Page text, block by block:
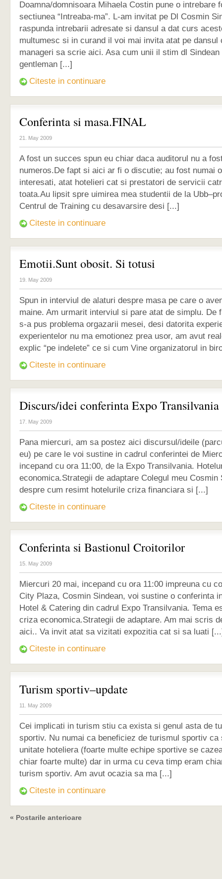
Doamna/domnisoara Mihaela Costin pune o intrebare
sectiunea “Intreaba-ma”. L-am invitat pe Dl Cosmin
raspunda intrebarii adresate si dansul a dat curs
multumesc si in curand il voi mai invita atat pe dansul
manageri sa scrie aici. Asa cum unii il stim dl Sindean
gentleman [...]
Citeste in continuare
Conferinta si masa.FINAL
21. May 2009
A fost un succes spun eu chiar daca auditorul nu a
numeros.De fapt si aici ar fi o discutie; au fost numai
interesati, atat hotelieri cat si prestatori de servicii
toata.Au lipsit spre uimirea mea studentii de la
Centrul de Training cu desavarsire desi [...]
Citeste in continuare
Emotii.Sunt obosit. Si totusi
19. May 2009
Spun in interviul de alaturi despre masa pe care o
maine. Am urmarit interviul si pare atat de simplu. De
s-a pus problema orgazarii mesei, desi datorita
experientelor nu ma emotionez prea usor, am avut
explic “pe indelete” ce si cum Vine organizatorul in
Citeste in continuare
Discurs/idei conferinta Expo Transilvania
17. May 2009
Pana miercuri, am sa postez aici discursul/ideile
eu) pe care le voi sustine in cadrul conferintei de
incepand cu ora 11:00, de la Expo Transilvania.
economica.Strategii de adaptare Colegul meu Cosmin
despre cum resimt hotelurile criza financiara si [...]
Citeste in continuare
Conferinta si Bastionul Croitorilor
15. May 2009
Miercuri 20 mai, incepand cu ora 11:00 impreuna cu
City Plaza, Cosmin Sindean, voi sustine o conferinta
Hotel & Catering din cadrul Expo Transilvania. Tema
criza economica.Strategii de adaptare. Am mai scris
aici.. Va invit atat sa vizitati expozitia cat si sa luati
Citeste in continuare
Turism sportiv–update
11. May 2009
Cei implicati in turism stiu ca exista si genul asta de
sportiv. Nu numai ca beneficiez de turismul sportiv ca
unitate hoteliera (foarte multe echipe sportive se
chiar foarte multe) dar in urma cu ceva timp eram
turism sportiv. Am avut ocazia sa ma [...]
Citeste in continuare
« Postarile anterioare